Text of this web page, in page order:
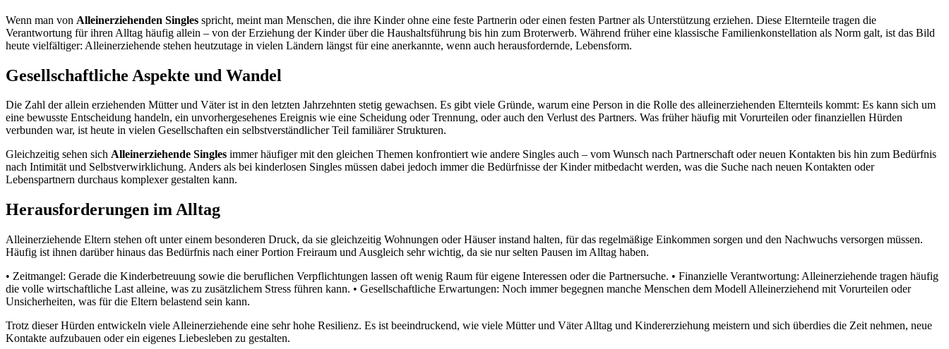
Wenn man von Alleinerziehenden Singles spricht, meint man Menschen, die ihre Kinder ohne eine feste Partnerin oder einen festen Partner als Unterstützung erziehen. Diese Elternteile tragen die
Verantwortung für ihren Alltag häufig allein – von der Erziehung der Kinder über die Haushaltsführung bis hin zum Broterwerb. Während früher eine klassische Familienkonstellation als Norm galt, ist das Bild
heute vielfältiger: Alleinerziehende stehen heutzutage in vielen Ländern längst für eine anerkannte, wenn auch herausfordernde, Lebensform.
Gesellschaftliche Aspekte und Wandel
Die Zahl der allein erziehenden Mütter und Väter ist in den letzten Jahrzehnten stetig gewachsen. Es gibt viele Gründe, warum eine Person in die Rolle des alleinerziehenden Elternteils kommt: Es kann sich um
eine bewusste Entscheidung handeln, ein unvorhergesehenes Ereignis wie eine Scheidung oder Trennung, oder auch den Verlust des Partners. Was früher häufig mit Vorurteilen oder finanziellen Hürden
verbunden war, ist heute in vielen Gesellschaften ein selbstverständlicher Teil familiärer Strukturen.
Gleichzeitig sehen sich Alleinerziehende Singles immer häufiger mit den gleichen Themen konfrontiert wie andere Singles auch – vom Wunsch nach Partnerschaft oder neuen Kontakten bis hin zum Bedürfnis
nach Intimität und Selbstverwirklichung. Anders als bei kinderlosen Singles müssen dabei jedoch immer die Bedürfnisse der Kinder mitbedacht werden, was die Suche nach neuen Kontakten oder
Lebenspartnern durchaus komplexer gestalten kann.
Herausforderungen im Alltag
Alleinerziehende Eltern stehen oft unter einem besonderen Druck, da sie gleichzeitig Wohnungen oder Häuser instand halten, für das regelmäßige Einkommen sorgen und den Nachwuchs versorgen müssen.
Häufig ist ihnen darüber hinaus das Bedürfnis nach einer Portion Freiraum und Ausgleich sehr wichtig, da sie nur selten Pausen im Alltag haben.
• Zeitmangel: Gerade die Kinderbetreuung sowie die beruflichen Verpflichtungen lassen oft wenig Raum für eigene Interessen oder die Partnersuche. • Finanzielle Verantwortung: Alleinerziehende tragen häufig
die volle wirtschaftliche Last alleine, was zu zusätzlichem Stress führen kann. • Gesellschaftliche Erwartungen: Noch immer begegnen manche Menschen dem Modell Alleinerziehend mit Vorurteilen oder
Unsicherheiten, was für die Eltern belastend sein kann.
Trotz dieser Hürden entwickeln viele Alleinerziehende eine sehr hohe Resilienz. Es ist beeindruckend, wie viele Mütter und Väter Alltag und Kindererziehung meistern und sich überdies die Zeit nehmen, neue
Kontakte aufzubauen oder ein eigenes Liebesleben zu gestalten.